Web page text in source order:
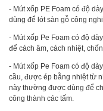
- Mút xốp PE Foam có độ
dùng để lót sàn gỗ công
- Mút xốp Pe Foam có độ
để cách âm, cách nhiệt,
- Mút xốp Pe Foam có độ
cầu, được ép bằng nhiệt từ
này thường được dùng để
công thành các tấm.